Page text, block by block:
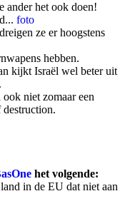
ander het ook doen!
foto
ze er hoogstens
hebben.
kijkt Israël wel beter uit
niet zomaar een
destruction.
het volgende:
in de EU dat niet aan